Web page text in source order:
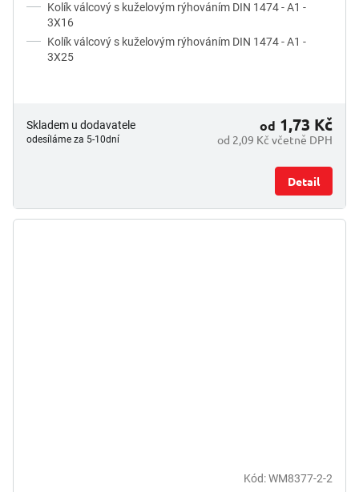
Kolík válcový s kuželovým rýhováním DIN 1474 - A1 -
3X16
Kolík válcový s kuželovým rýhováním DIN 1474 - A1 -
3X25
Skladem u dodavatele
odesíláme za 5-10dní od 2,09 Kč včetně DPH
od 1,73 Kč
Detail
Kód:WM8377-2-2